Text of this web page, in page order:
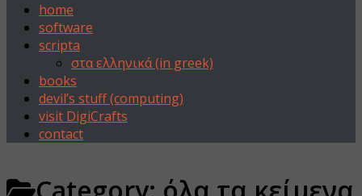
home
software
scripta
στα ελληνικά (in greek)
books
devil’s stuff (computing)
visit DigiCrafts
contact